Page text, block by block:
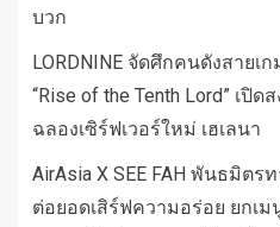
บวก
LORDNINE จัดศึกคนดังสาย
“Rise of the Tenth Lord” เปิ
ฉลองเซิร์ฟเวอร์ใหม่ เฮเลนา
AirAsia X SEE FAH พันธมิต
ต่อยอดเสิร์ฟความอร่อย ยกเ